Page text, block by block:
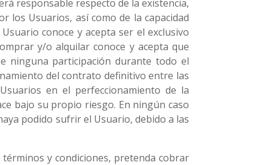
responsable respecto de la existencia,
los Usuarios, así como de la capacidad
conoce y acepta ser el exclusivo
y/o alquilar conoce y acepta que
ninguna participación durante todo el
del contrato definitivo entre las
en el perfeccionamiento de la
bajo su propio riesgo. En ningún caso
podido sufrir el Usuario, debido a las
y condiciones, pretenda cobrar